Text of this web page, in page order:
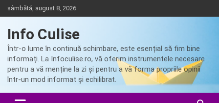
Skip
to
sâmbătă, august 8, 2026
Info Culise
Într-o lume în continuă schimbare, este esențial să fim bine
informați. La Infoculise.ro, vă oferim instrumentele necesare
pentru a vă menține la zi și pentru a vă forma propriile opinii
într-un mod informat și echilibrat.